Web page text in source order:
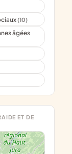
(10)
âgées
ET DE